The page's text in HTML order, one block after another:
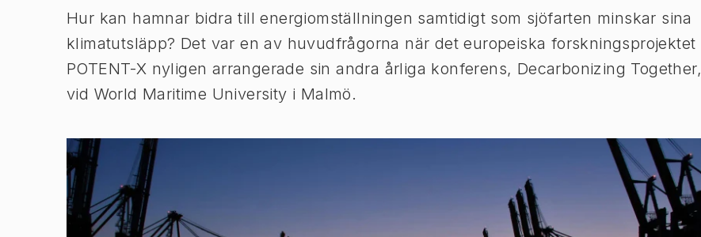
Hur kan hamnar bidra till energiomställningen samtidigt som sjöfarten minskar sina
klimatutsläpp? Det var en av huvudfrågorna när det europeiska forskningsprojektet
POTENT-X nyligen arrangerade sin andra årliga konferens, Decarbonizing Together,
vid World Maritime University i Malmö.